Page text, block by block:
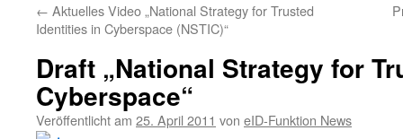
← Aktuelles Video „National Strategy for Trusted
Identities in Cyberspace (NSTIC)“
Draft „National Strategy for
Cyberspace“
Veröffentlicht am 25. April 2011 von eID-Funktion News